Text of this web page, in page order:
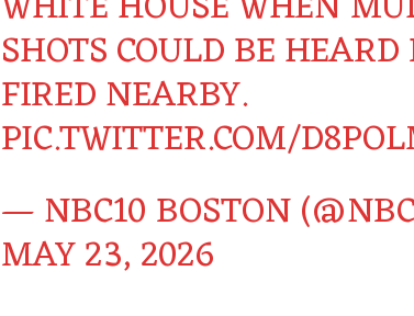
SHOTS COULD BE
FIRED NEARBY.
PIC.TWITTER.COM/
— NBC10 BOSTON
MAY 23, 2026